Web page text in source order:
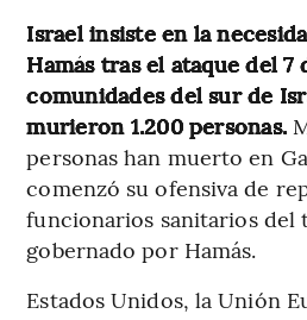
Israel insiste en la
Hamás tras el ataque del
comunidades del sur de
murieron 1.200 personas.
personas han muerto en
comenzó su ofensiva de
funcionarios sanitarios
gobernado por Hamás.
Estados Unidos, la Unión